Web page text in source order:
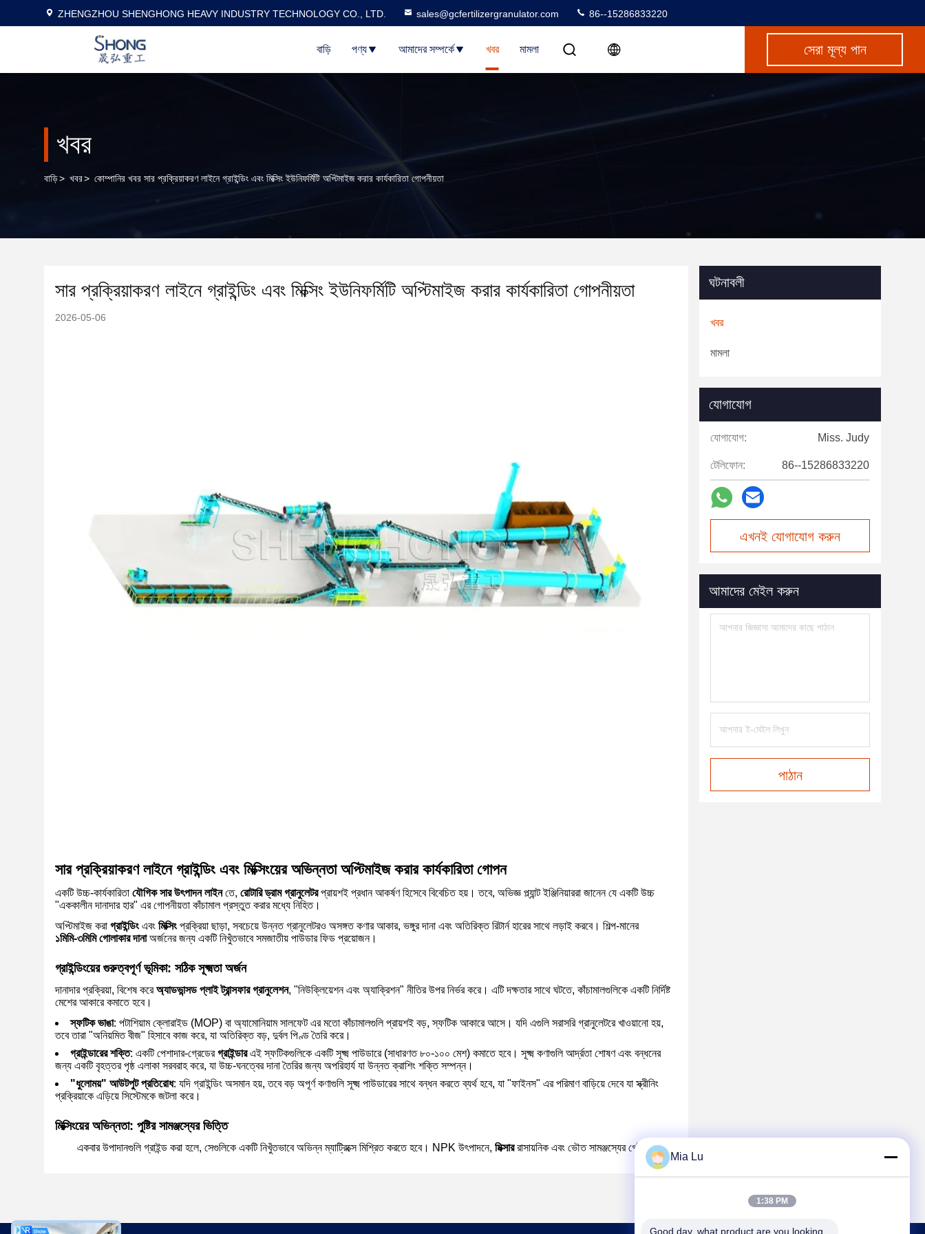
ZHENGZHOU SHENGHONG HEAVY INDUSTRY TECHNOLOGY CO., LTD. sales@gcfertilizergranulator.com 86--15286833220
বাড়ি পণ্য আমাদের সম্পর্কে খবর মামলা সেরা মূল্য পান
খবর
বাড়ি> খবর> কোম্পানির খবর সার প্রক্রিয়াকরণ লাইনে গ্রাইন্ডিং এবং মিক্সিং ইউনিফর্মিটি অপ্টিমাইজ করার কার্যকারিতা গোপনীয়তা
সার প্রক্রিয়াকরণ লাইনে গ্রাইন্ডিং এবং মিক্সিং ইউনিফর্মিটি অপ্টিমাইজ করার কার্যকারিতা গোপনীয়তা
2026-05-06
সার প্রক্রিয়াকরণ লাইনে গ্রাইন্ডিং এবং মিক্সিংয়ের অভিন্নতা অপ্টিমাইজ করার কার্যকারিতা গোপন
একটি উচ্চ-কার্যকারিতা যৌগিক সার উৎপাদন লাইনতে, রোটারি ড্রাম গ্রানুলেটরপ্রায়শই প্রধান আকর্ষণ হিসেবে বিবেচিত হয়। তবে, অভিজ্ঞ প্ল্যান্ট ইঞ্জিনিয়াররা জানেন যে একটি উচ্চ
"এককালীন দানাদার হার" এর গোপনীয়তা কাঁচামাল প্রস্তুত করার মধ্যে নিহিত।
অপ্টিমাইজ করা গ্রাইন্ডিংএবং মিক্সিংপ্রক্রিয়া ছাড়া, সবচেয়ে উন্নত গ্রানুলেটরও অসঙ্গত কণার আকার, ভঙ্গুর দানা এবং অতিরিক্ত রিটার্ন হারের সাথে লড়াই করবে। শিল্প-মানের
১মিমি-৩মিমি গোলাকার দানাঅর্জনের জন্য একটি নিখুঁতভাবে সমজাতীয় পাউডার ফিড প্রয়োজন।
গ্রাইন্ডিংয়ের গুরুত্বপূর্ণ ভূমিকা: সঠিক সূক্ষ্মতা অর্জন
দানাদার প্রক্রিয়া, বিশেষ করেঅ্যাডভান্সড প্লাই ট্রান্সফার গ্রানুলেশন, "নিউক্লিয়েশন এবং অ্যাক্রিশন" নীতির উপর নির্ভর করে। এটি দক্ষতার সাথে ঘটতে, কাঁচামালগুলিকে একটি নির্দিষ্ট
মেশের আকারে কমাতে হবে।
স্ফটিক ভাঙা: পটাশিয়াম ক্লোরাইড (MOP) বা অ্যামোনিয়াম সালফেট এর মতো কাঁচামালগুলি প্রায়শই বড়, স্ফটিক আকারে আসে। যদি এগুলি সরাসরি গ্রানুলেটরে খাওয়ানো হয়,
তবে তারা "অনিয়মিত বীজ" হিসাবে কাজ করে, যা অতিরিক্ত বড়, দুর্বল পিণ্ড তৈরি করে।
গ্রাইন্ডারের শক্তি: একটি পেশাদার-গ্রেডেরগ্রাইন্ডারএই স্ফটিকগুলিকে একটি সূক্ষ্ম পাউডারে (সাধারণত ৮০-১০০ মেশ) কমাতে হবে। সূক্ষ্ম কণাগুলি আর্দ্রতা শোষণ এবং বন্ধনের
জন্য একটি বৃহত্তর পৃষ্ঠ এলাকা সরবরাহ করে, যা উচ্চ-ঘনত্বের দানা তৈরির জন্য অপরিহার্য যা উন্নত ক্রাশিং শক্তি সম্পন্ন।
"ধুলোময়" আউটপুট প্রতিরোধ: যদি গ্রাইন্ডিং অসমান হয়, তবে বড় অপূর্ণ কণাগুলি সূক্ষ্ম পাউডারের সাথে বন্ধন করতে ব্যর্থ হবে, যা "ফাইনস" এর পরিমাণ বাড়িয়ে দেবে যা স্ক্রীনিং
প্রক্রিয়াকে এড়িয়ে সিস্টেমকে জটলা করে।
মিক্সিংয়ের অভিন্নতা: পুষ্টির সামঞ্জস্যের ভিত্তি
একবার উপাদানগুলি গ্রাইন্ড করা হলে, সেগুলিকে একটি নিখুঁতভাবে অভিন্ন ম্যাট্রিক্সে মিশ্রিত করতে হবে। NPK উৎপাদনে, মিক্সাররাসায়নিক এবং ভৌত সামঞ্জস্যের গেটকিপার।
ঘটনাবলী
খবর
মামলা
যোগাযোগ
যোগাযোগ: Miss. Judy
টেলিফোন: 86--15286833220
এখনই যোগাযোগ করুন
আমাদের মেইল করুন
পাঠান
Mia Lu
1:38 PM
Good day, what product are you looking